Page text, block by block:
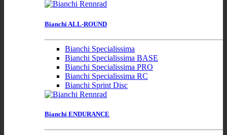
Bianchi ALL-ROUND
Bianchi Specialissima
Bianchi Specialissima BASE
Bianchi Specialissima PRO
Bianchi Specialissima RC
Bianchi Sprint Disc
Bianchi ENDURANCE